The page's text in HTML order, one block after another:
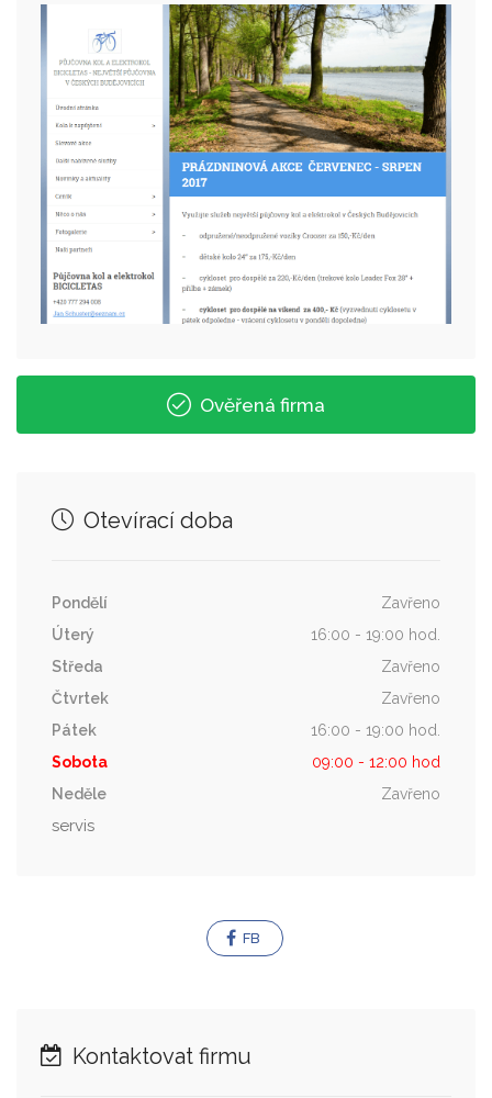
Ověřená firma
Otevírací doba
Pondělí
Zavřeno
Úterý
16:00 - 19:00 hod.
Středa
Zavřeno
Čtvrtek
Zavřeno
Pátek
16:00 - 19:00 hod.
Sobota
09:00 - 12:00 hod
Neděle
Zavřeno
servis
FB
Kontaktovat firmu